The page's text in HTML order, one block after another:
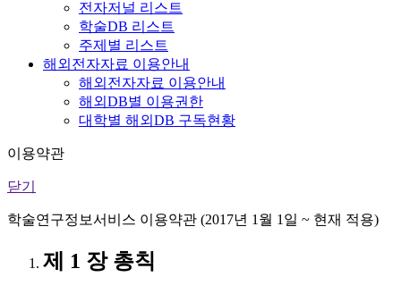
전자저널 리스트
학술DB 리스트
주제별 리스트
해외전자자료 이용안내
해외전자자료 이용안내
해외DB별 이용권한
대학별 해외DB 구독현황
이용약관
닫기
학술연구정보서비스 이용약관 (2017년 1월 1일 ~ 현재 적용)
제 1 장 총칙